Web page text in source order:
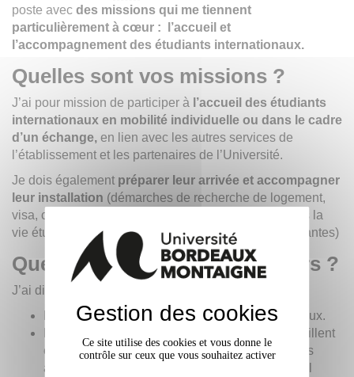
poste avec des missions qui me tiennent
particulièrement à cœur : l’accueil et
l’accompagnement des étudiants internationaux.
Quelles sont vos missions ?
J’ai pour mission de participer à l’accueil des étudiants
internationaux en mobilité individuelle ou dans le cadre
d’un échange, en lien avec les autres services de
l’établissement et les partenaires de l’Université.
Je dois également préparer leur arrivée et accompagner
leur installation (démarches de recherche de logement,
visa, couverture maladie, etc.) et leur intégration dans la
vie étudiante, de campus (culture, associations étudiantes)
Quels sont vos projets en cours ?
J’ai différents projets en cours :
Mettre à jour le guide des étudiants internationaux.
Rencontrer les collègues des services qui travaillent
en lien avec les étudiants afin de coordonner les
actions mises en place au sein de l’International
Gestion des cookies
Ce site utilise des cookies et vous donne le
contrôle sur ceux que vous souhaitez activer